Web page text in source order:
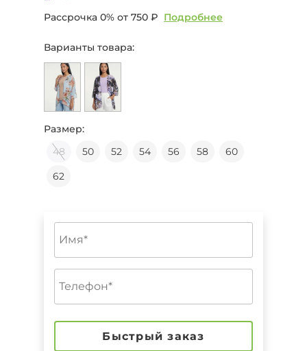
Рассрочка 0% от 750 ₽ Подробнее
Варианты товара:
Размер:
48
50 52 54 56 58
60
62
Быстрый заказ